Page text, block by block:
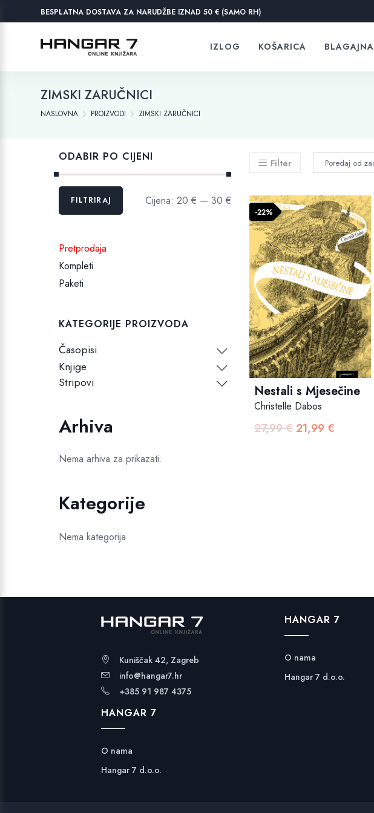
BESPLATNA DOSTAVA ZA NARUDŽBE IZNAD 50 € (SAMO RH)
IZLOG KOŠARICA BLAGAJNA
ZIMSKI ZARUČNICI
NASLOVNA PROIZVODI ZIMSKI ZARUČNICI
Filter
-22%
Nestali s Mjesečine
Christelle Dabos
27,99€ Izvorna
21,99 €Trenutna
ODABIR PO CIJENI
Min
MaksFILTRIRAJ Cijena: 20 € — 30 €
Pretprodaja
Kompleti
Paketi
KATEGORIJE PROIZVODA
Časopisi
Knjige
Stripovi
Arhiva
Nema arhiva za prikazati.
Kategorije
Nema kategorija
Kuniščak 42, Zagreb
info@hangar7.hr
+385 91 987 4375
HANGAR 7
O nama
Hangar 7 d.o.o.
HANGAR 7
O nama
Hangar 7 d.o.o.